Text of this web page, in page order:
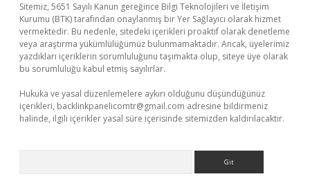
Sitemiz, 5651 Sayılı Kanun gereğince Bilgi Teknolojileri ve İletişim
Kurumu (BTK) tarafından onaylanmış bir Yer Sağlayıcı olarak hizmet
vermektedir. Bu nedenle, sitedeki içerikleri proaktif olarak denetleme
veya araştırma yükümlülüğümüz bulunmamaktadır. Ancak, üyelerimiz
yazdıkları içeriklerin sorumluluğunu taşımakta olup, siteye üye olarak
bu sorumluluğu kabul etmiş sayılırlar.
Hukuka ve yasal düzenlemelere aykırı olduğunu düşündüğünüz
içerikleri, backlinkpanelicomtr@gmail.com adresine bildirmeniz
halinde, ilgili içerikler yasal süre içerisinde sitemizden kaldırılacaktır.